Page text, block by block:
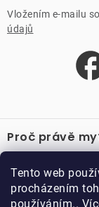
Tento web
procházením
používáním..
Vložením e-mailu
údajů
á
p
a
Proč právě
Recenze
Důležité
Velkoobchod